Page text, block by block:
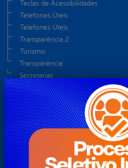
Teclas de Acessibilidades
Telefones Úteis
Telefones Úteis
Transparência 2
Turismo
Transparência
Secretarias
ADMINISTRAÇÃO
AGRICULTURA, REFORMA
HÍDRICOS
ASSISTÊNCIA E
HUMANOS E POLÍTICA PARA
ADOLESCENTES
CONTROLE INTERNO